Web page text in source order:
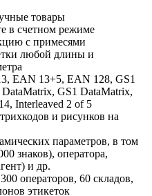
товары
в счетном режиме
с примесями
любой длины и
EAN 13+5, EAN 128, GS1
GS1 DataMatrix,
Interleaved 2 of 5
и рисунков на
параметров, в том
знаков), оператора,
и др.
операторов, 60 складов,
этикеток